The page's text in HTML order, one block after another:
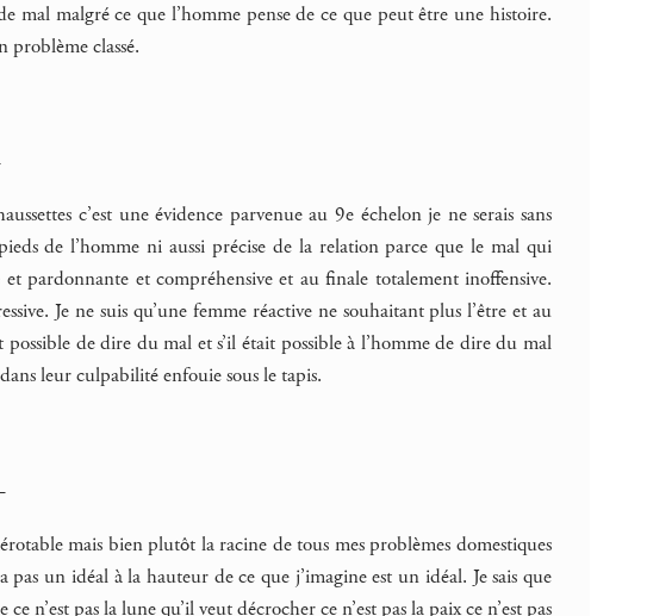
mal malgré ce que l’homme pense de ce que peut être une histoire.
problème classé.
c’est une évidence parvenue au 9e échelon je ne serais sans
de l’homme ni aussi précise de la relation parce que le mal qui
pardonnante et compréhensive et au finale totalement inoffensive.
Je ne suis qu’une femme réactive ne souhaitant plus l’être et au
de dire du mal et s’il était possible à l’homme de dire du mal
leur culpabilité enfouie sous le tapis.
mais bien plutôt la racine de tous mes problèmes domestiques
un idéal à la hauteur de ce que j’imagine est un idéal. Je sais que
n’est pas la lune qu’il veut décrocher ce n’est pas la paix ce n’est pas